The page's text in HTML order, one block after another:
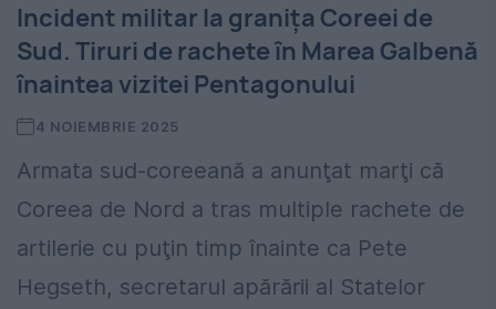
Incident militar la granița Coreei de
Sud. Tiruri de rachete în Marea Galbenă
înaintea vizitei Pentagonului
4 NOIEMBRIE 2025
Armata sud-coreeană a anunţat marţi că
Coreea de Nord a tras multiple rachete de
artilerie cu puţin timp înainte ca Pete
Hegseth, secretarul apărării al Statelor